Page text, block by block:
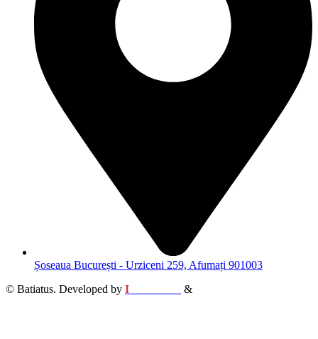
Șoseaua București - Urziceni 259, Afumați 901003
© Batiatus. Developed by I &